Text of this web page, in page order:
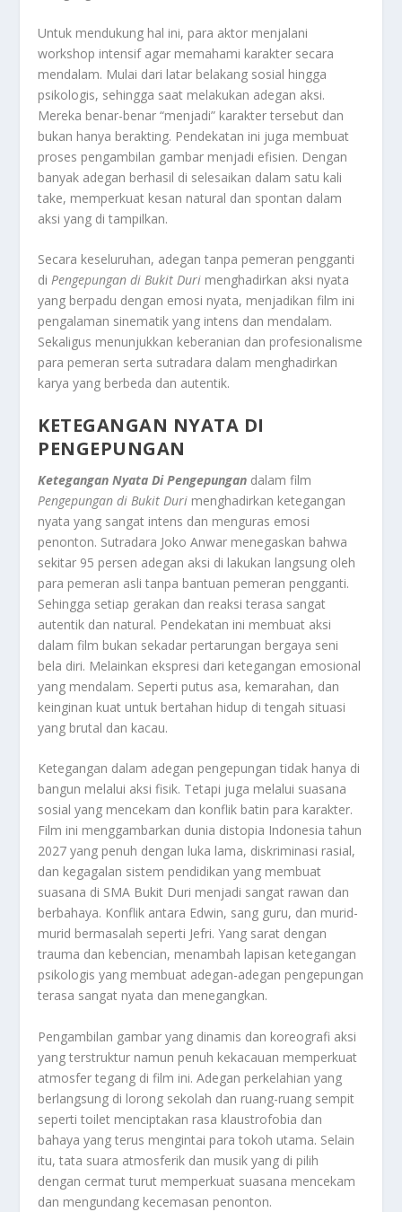
Untuk mendukung hal ini, para aktor menjalani
workshop intensif agar memahami karakter secara
mendalam. Mulai dari latar belakang sosial hingga
psikologis, sehingga saat melakukan adegan aksi.
Mereka benar-benar “menjadi” karakter tersebut dan
bukan hanya berakting. Pendekatan ini juga membuat
proses pengambilan gambar menjadi efisien. Dengan
banyak adegan berhasil di selesaikan dalam satu kali
take, memperkuat kesan natural dan spontan dalam
aksi yang di tampilkan.
Secara keseluruhan, adegan tanpa pemeran pengganti
diPengepungan di Bukit Duri menghadirkan aksi nyata
yang berpadu dengan emosi nyata, menjadikan film ini
pengalaman sinematik yang intens dan mendalam.
Sekaligus menunjukkan keberanian dan profesionalisme
para pemeran serta sutradara dalam menghadirkan
karya yang berbeda dan autentik.
KETEGANGAN NYATA DI
PENGEPUNGAN
Ketegangan Nyata Di Pengepungan dalam film
Pengepungan di Bukit Duri menghadirkan ketegangan
nyata yang sangat intens dan menguras emosi
penonton. Sutradara Joko Anwar menegaskan bahwa
sekitar 95 persen adegan aksi di lakukan langsung oleh
para pemeran asli tanpa bantuan pemeran pengganti.
Sehingga setiap gerakan dan reaksi terasa sangat
autentik dan natural. Pendekatan ini membuat aksi
dalam film bukan sekadar pertarungan bergaya seni
bela diri. Melainkan ekspresi dari ketegangan emosional
yang mendalam. Seperti putus asa, kemarahan, dan
keinginan kuat untuk bertahan hidup di tengah situasi
yang brutal dan kacau.
Ketegangan dalam adegan pengepungan tidak hanya di
bangun melalui aksi fisik. Tetapi juga melalui suasana
sosial yang mencekam dan konflik batin para karakter.
Film ini menggambarkan dunia distopia Indonesia tahun
2027 yang penuh dengan luka lama, diskriminasi rasial,
dan kegagalan sistem pendidikan yang membuat
suasana di SMA Bukit Duri menjadi sangat rawan dan
berbahaya. Konflik antara Edwin, sang guru, dan murid-
murid bermasalah seperti Jefri. Yang sarat dengan
trauma dan kebencian, menambah lapisan ketegangan
psikologis yang membuat adegan-adegan pengepungan
terasa sangat nyata dan menegangkan.
Pengambilan gambar yang dinamis dan koreografi aksi
yang terstruktur namun penuh kekacauan memperkuat
atmosfer tegang di film ini. Adegan perkelahian yang
berlangsung di lorong sekolah dan ruang-ruang sempit
seperti toilet menciptakan rasa klaustrofobia dan
bahaya yang terus mengintai para tokoh utama. Selain
itu, tata suara atmosferik dan musik yang di pilih
dengan cermat turut memperkuat suasana mencekam
dan mengundang kecemasan penonton.